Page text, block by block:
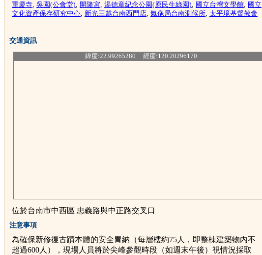
重慶寺 吳園(公會堂) 開隆宮 湯德章紀念公園(原民生綠園) 國立台灣文學館 國立
文化資產保存研究中心 新光三越台南西門店 氣像局台南測候所 太平境基督教會
交通資訊
緯度:22.99265280 經度:120.20296170
位於台南市中西區 忠義路與中正路交叉口
注意事項
為確保新修復古蹟本體的安全胃納（每層樓約75人，即整棟建築物內不
超過600人），現場人員將於尖峰參觀時段（如週末午後）視情況採取